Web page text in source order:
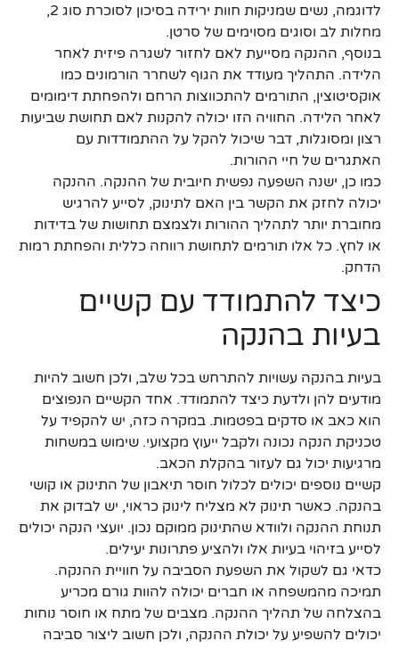
לדוגמה, נשים שמניקות חוות ירידה בסיכון לסוכרת סוג 2,
מחלות לב וסוגים מסוימים של סרטן.
בנוסף, ההנקה מסייעת לאם לחזור לשגרה פיזית לאחר
הלידה. התהליך מעודד את הגוף לשחרר הורמונים כמו
אוקסיטוצין, התורמים להתכווצות הרחם ולהפחתת דימומים
לאחר הלידה. החוויה הזו יכולה להקנות לאם תחושת שביעות
רצון ומסוגלות, דבר שיכול להקל על ההתמודדות עם
האתגרים של חיי ההורות.
כמו כן, ישנה השפעה נפשית חיובית של ההנקה. ההנקה
יכולה לחזק את הקשר בין האם לתינוק, לסייע להרגיש
מחוברת יותר לתהליך ההורות ולצמצם תחושות של בדידות
או לחץ. כל אלו תורמים לתחושת רווחה כללית והפחתת רמות
הדחק.
כיצד להתמודד עם קשיים
בעיות בהנקה
בעיות בהנקה עשויות להתרחש בכל שלב, ולכן חשוב להיות
מודעים להן ולדעת כיצד להתמודד. אחד הקשיים הנפוצים
הוא כאב או סדקים בפטמות. במקרה כזה, יש להקפיד על
טכניקת הנקה נכונה ולקבל ייעוץ מקצועי. שימוש במשחות
מרגיעות יכול גם לעזור בהקלת הכאב.
קשיים נוספים יכולים לכלול חוסר תיאבון של התינוק או קושי
בהנקה. כאשר תינוק לא מצליח לינוק כראוי, יש לבדוק את
תנוחת ההנקה ולוודא שהתינוק ממוקם נכון. יועצי הנקה יכולים
לסייע בזיהוי בעיות אלו ולהציע פתרונות יעילים.
כדאי גם לשקול את השפעת הסביבה על חוויית ההנקה.
תמיכה מהמשפחה או חברים יכולה להוות גורם מכריע
בהצלחה של תהליך ההנקה. מצבים של מתח או חוסר נוחות
יכולים להשפיע על יכולת ההנקה, ולכן חשוב ליצור סביבה